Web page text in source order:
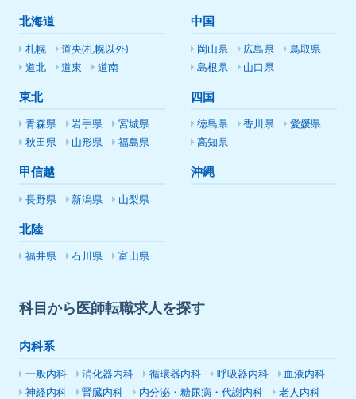
北海道
札幌
道央(札幌以外)
道北
道東 道南
東北
青森県 岩手県
宮城県
秋田県
山形県 福島県
甲信越
長野県 新潟県 山梨県
北陸
福井県 石川県 富山県
中国
岡山県 広島県
鳥取県
島根県
山口県
四国
徳島県 香川県
愛媛県
高知県
沖縄
科目から医師転職求人を探す
内科系
一般内科 消化器内科 循環器内科 呼吸器内科
血液内科
神経内科
腎臓内科 内分泌・糖尿病・代謝内科
老人内科